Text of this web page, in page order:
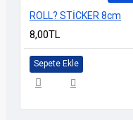
ROLL? STİCKER 8cm
8,00TL
Sepete Ekle